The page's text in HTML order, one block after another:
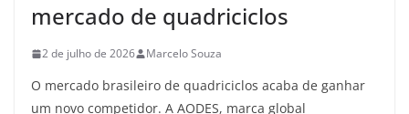
mercado de quadriciclos
2 de julho de 2026 Marcelo Souza
O mercado brasileiro de quadriciclos acaba de ganhar
um novo competidor. A AODES, marca global